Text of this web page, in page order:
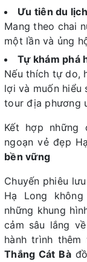
Ưu tiên du
Mang theo chai
một lần và ủng
Tự khám phá
Nếu thích tự do,
lợi và muốn hiểu
tour địa phương
Kết hợp những
ngoạn vẻ đẹp
bền vững
Chuyến phiêu
Hạ Long
những khung
cảm sâu lắng
hành trình
Thắng Cát Bà